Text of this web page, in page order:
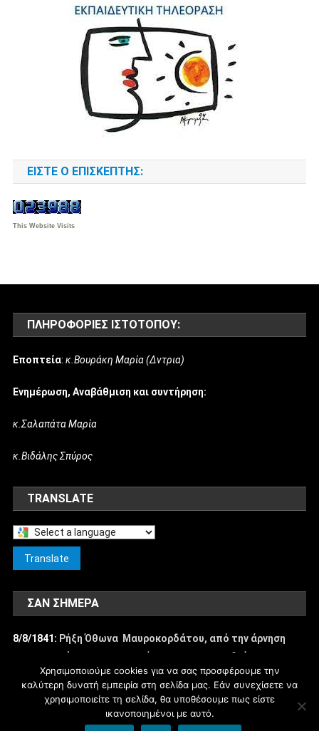
ΕΊΣΤΕ Ο ΕΠΙΣΚΈΠΤΗΣ:
This Website Visits
ΠΛΗΡΟΦΟΡΊΕΣ ΙΣΤΌΤΟΠΟΥ:
Εποπτεία:κ.Βουράκη Μαρία (Δντρια)
Ενημέρωση, Αναβάθμιση και συντήρηση:
κ.Σαλαπάτα Μαρία
κ.Βιδάλης Σπύρος
TRANSLATE
Select
language
translate
page
Translate
ΣΑΝ ΣΉΜΕΡΑ
8/8/1841: Ρήξη Όθωνα  Μαυροκορδάτου, από την άρνηση
των ανακτόρων να προχωρήσουν οι μεταρρυθμίσεις στην
Ελλάδα.
blogs.sch.gr |Θέμα εμφάνισης: News Portal
Χρησιμοποιούμε cookies για να σας προσφέρουμε την
καλύτερη δυνατή εμπειρία στη σελίδα μας. Εάν συνεχίσετε να
χρησιμοποιείτε τη σελίδα, θα υποθέσουμε πως είστε
ικανοποιημένοι με αυτό.